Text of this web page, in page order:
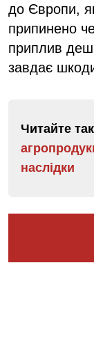
до Європи,
припинено
приплив
завдає
Читайте
наслідки